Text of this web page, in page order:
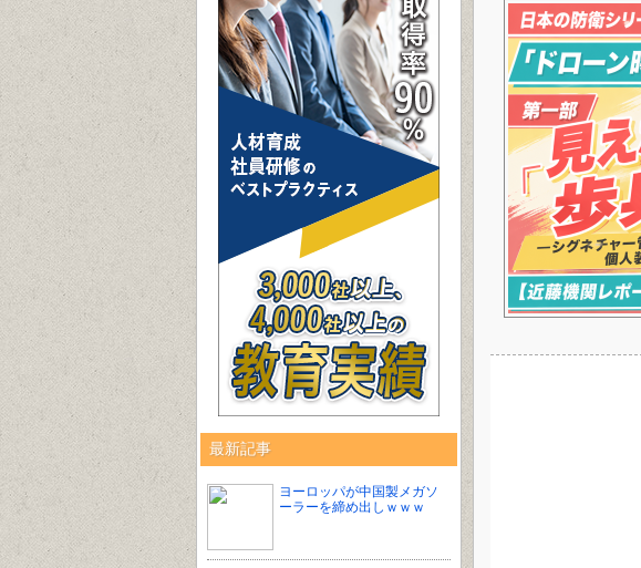
最新記事
ヨーロッパが中国製メガソ
ーラーを締め出しｗｗｗ